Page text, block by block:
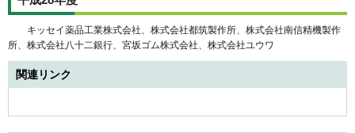
キッセイ薬品工業株式会社、株式会社都筑製作所、株式会社南信精機製作
所、株式会社八十二銀行、宮坂ゴム株式会社、株式会社ユウワ
関連リンク